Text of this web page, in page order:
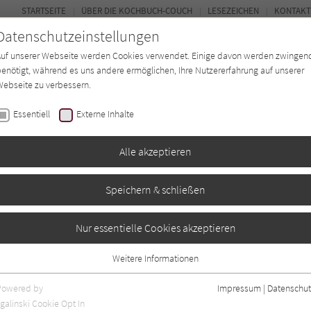
Regionen Autor*in Magazin
STARTSEITE ÜBER DIE KOCHBUCH-COUCH LESEZEICHEN KONTAKT
meiner Oma
unserer Webseite werden Cookies verwendet. Einige davon werden
während es uns andere ermöglichen, Ihre Nutzererfahrung auf unserer
zu verbessern.
Essentiell Externe Inhalte
Alle akzeptieren
Speichern & schließen
Nur essentielle Cookies akzeptieren
Essentielle Cookies werden für grundlegende Funktionen der Webseite
benötigt. Dadurch ist gewährleistet, dass die Webseite einwandfrei
Weitere Informationen
by
Cookie Opt In
Impressum |